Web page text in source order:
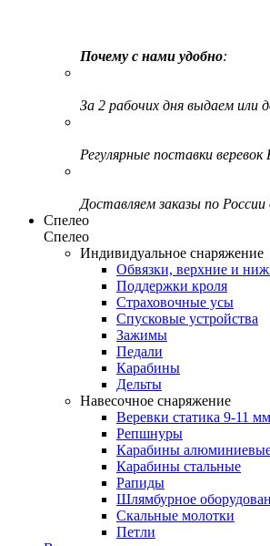
Почему с нами удобно:
За 2 рабочих дня выдаем или
Регулярные поставки веревок
Доставляем заказы по
Спелео
Спелео
Индивидуальное снаряжение
Обвязки, верхние и
Поддержки кроля
Страховочные усы
Спусковые устройства
Зажимы
Педали
Карабины
Дельты
Навесочное снаряжение
Веревки статика 9-11 мм
Репшнуры
Карабины
Карабины стальные
Рапиды
Шлямбурное
Скальные молотки
Петли